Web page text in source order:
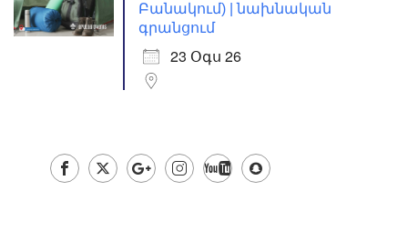
Բանակում) | նախնական
գրանցում
23 Օգս 26